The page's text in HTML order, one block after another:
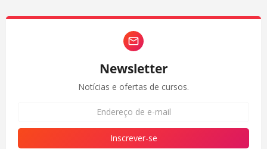
Newsletter
Notícias e ofertas de cursos.